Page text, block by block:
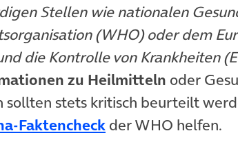
Stellen wie nationalen
(WHO) oder dem
die Kontrolle von Krankheiten
zu Heilmitteln oder
sollten stets kritisch beurteilt
Faktencheck(öffnet in neuem
der WHO helfen.